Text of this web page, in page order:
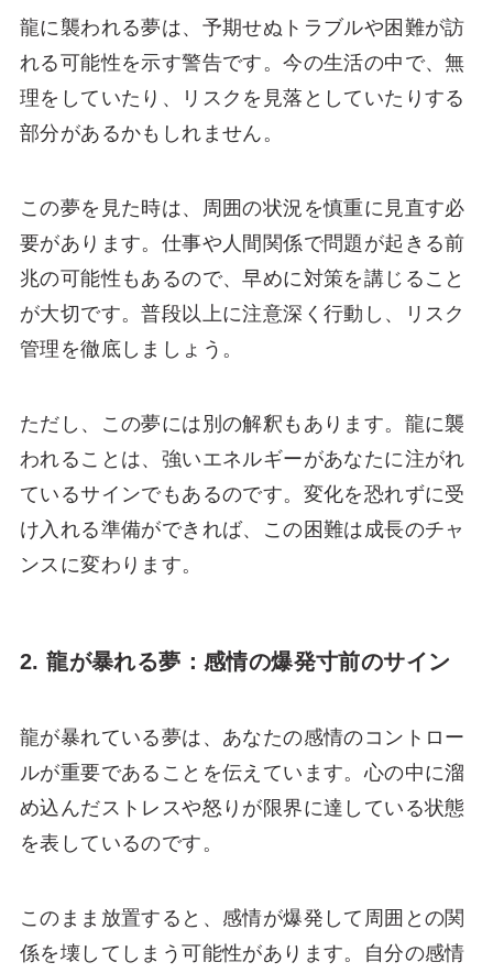
龍に襲われる夢は、予期せぬトラブルや困難が訪
れる可能性を示す警告です。今の生活の中で、無
理をしていたり、リスクを見落としていたりする
部分があるかもしれません。
この夢を見た時は、周囲の状況を慎重に見直す必
要があります。仕事や人間関係で問題が起きる前
兆の可能性もあるので、早めに対策を講じること
が大切です。普段以上に注意深く行動し、リスク
管理を徹底しましょう。
ただし、この夢には別の解釈もあります。龍に襲
われることは、強いエネルギーがあなたに注がれ
ているサインでもあるのです。変化を恐れずに受
け入れる準備ができれば、この困難は成長のチャ
ンスに変わります。
2. 龍が暴れる夢：感情の爆発寸前のサイン
龍が暴れている夢は、あなたの感情のコントロー
ルが重要であることを伝えています。心の中に溜
め込んだストレスや怒りが限界に達している状態
を表しているのです。
このまま放置すると、感情が爆発して周囲との関
係を壊してしまう可能性があります。自分の感情